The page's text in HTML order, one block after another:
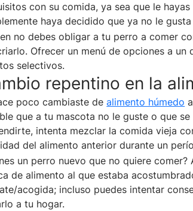
con su comida, ya sea que le
haya decidido que ya no le
no debes obligar a tu perro a comer
Ofrecer un menú de opciones a
selectivos.
repentino en la
poco cambiaste dealimento húmedo
que a tu mascota no le guste o que
intenta mezclar la comida vieja
del alimento anterior durante un
un perro nuevo que no quiere
de alimento al que estaba
acogida; incluso puedes intentar
a tu hogar.